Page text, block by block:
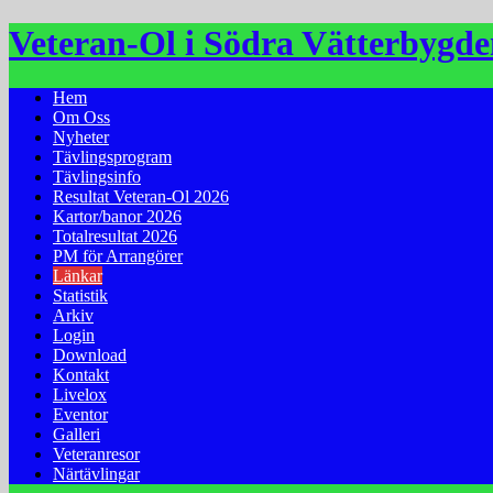
Hoppa
till
Veteran-Ol i Södra
Hem
Om Oss
Nyheter
Tävlingsprogram
Tävlingsinfo
Resultat Veteran-Ol 2026
Kartor/banor 2026
Totalresultat 2026
PM för Arrangörer
Länkar
Statistik
Arkiv
Login
Download
Kontakt
Livelox
Eventor
Galleri
Veteranresor
Närtävlingar